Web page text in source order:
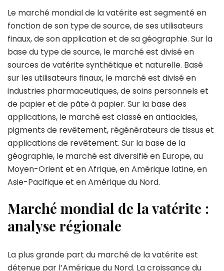
Le marché mondial de la vatérite est segmenté en
fonction de son type de source, de ses utilisateurs
finaux, de son application et de sa géographie. Sur la
base du type de source, le marché est divisé en
sources de vatérite synthétique et naturelle. Basé
sur les utilisateurs finaux, le marché est divisé en
industries pharmaceutiques, de soins personnels et
de papier et de pâte à papier. Sur la base des
applications, le marché est classé en antiacides,
pigments de revêtement, régénérateurs de tissus et
applications de revêtement. Sur la base de la
géographie, le marché est diversifié en Europe, au
Moyen-Orient et en Afrique, en Amérique latine, en
Asie-Pacifique et en Amérique du Nord.
Marché mondial de la vatérite :
analyse régionale
La plus grande part du marché de la vatérite est
détenue par l’Amérique du Nord. La croissance du